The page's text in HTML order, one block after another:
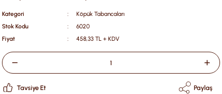
Kategori
Köpük Tabancaları
Stok Kodu
6020
Fiyat
458,33 TL + KDV
Tavsiye Et Paylaş